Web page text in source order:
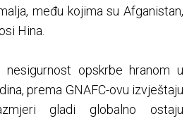
među kojima su Afganistan,
Hina.
nesigurnost opskrbe hranom u
prema GNAFC-ovu izvještaju
gladi globalno ostaju